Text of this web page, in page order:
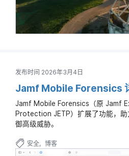
发布时间 2026年3月4日
Jamf Mobile Forensics
Jamf Mobile Forensics（原 Jamf
Protection JETP）扩展了功能，
御高级威胁。
安全 博客